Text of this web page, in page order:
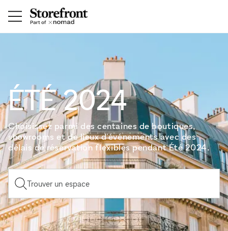
ÉTÉ 2024
Choisissez parmi des centaines de boutiques,
showrooms et de lieux d'événements avec des
délais de réservation flexibles pendant Été 2024.
Trouver un espace